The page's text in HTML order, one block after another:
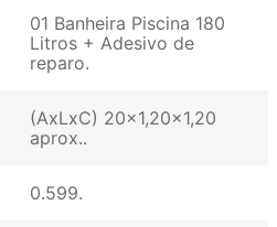
01 Banheira Piscina 180
Litros + Adesivo de
reparo
(AxLxC) 20x1,20x1,20
aprox.
0.599